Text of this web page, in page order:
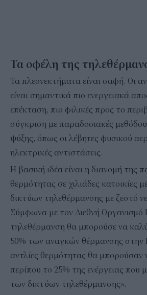
Τα οφέλη της
Τα πλεονεκτήματα είναι σαφή. Οι
είναι σημαντικά πιο ενεργειακά
επέκταση, πιο φιλικές προς το
σύγκριση με παραδοσιακές
ψύξης, όπως οι λέβητες φυσικού
ηλεκτρικές αντιστάσεις.
Η βασική ιδέα είναι η διανομή της
θερμότητας σε χιλιάδες κατοικίες
δικτύων τηλεθέρμανσης με ζεστό
Σύμφωνα με τον Διεθνή Οργανισμό
τηλεθέρμανση θα μπορούσε να
50% των αναγκών θέρμανσης στην
αντλίες θερμότητας θα μπορούσαν
περίπου το 25% της ενέργειας που
των δικτύων τηλεθέρμανσης».